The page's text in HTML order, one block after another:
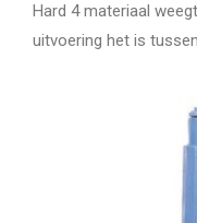
Hard 4 materiaal
uitvoering het is